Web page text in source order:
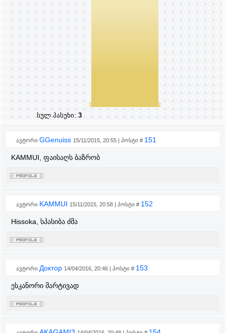
სულ პასუხი:3
ავტორი GGenuiss 15/11/2015, 20:55 | პოსტი # 151
KAMMUI, ფაისაღს ბაზრობ
ავტორი KAMMUI 15/11/2015, 20:58 | პოსტი # 152
Hissoka, სპასიბა ძმა
ავტორი Доктор 14/04/2016, 20:46 | პოსტი # 153
ესკანორი მარტივად